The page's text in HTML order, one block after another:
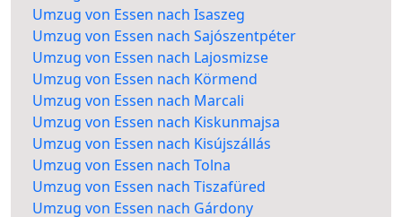
Umzug von Essen nach Isaszeg
Umzug von Essen nach Sajószentpéter
Umzug von Essen nach Lajosmizse
Umzug von Essen nach Körmend
Umzug von Essen nach Marcali
Umzug von Essen nach Kiskunmajsa
Umzug von Essen nach Kisújszállás
Umzug von Essen nach Tolna
Umzug von Essen nach Tiszafüred
Umzug von Essen nach Gárdony